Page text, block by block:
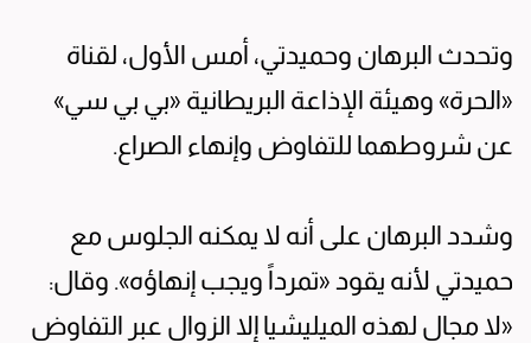
وتحدث البرهان وحميدتي، أمس الأول، لقناة
«الحرة» وهيئة الإذاعة البريطانية «بي بي سي»
عن شروطهما للتفاوض وإنهاء الصراع.
وشدد البرهان على أنه لا يمكنه الجلوس مع
حميدتي لأنه يقود «تمرداً ويجب إنهاؤه». وقال:
«لا مجال لهذه الميليشيا إلا الزوال عبر التفاوض